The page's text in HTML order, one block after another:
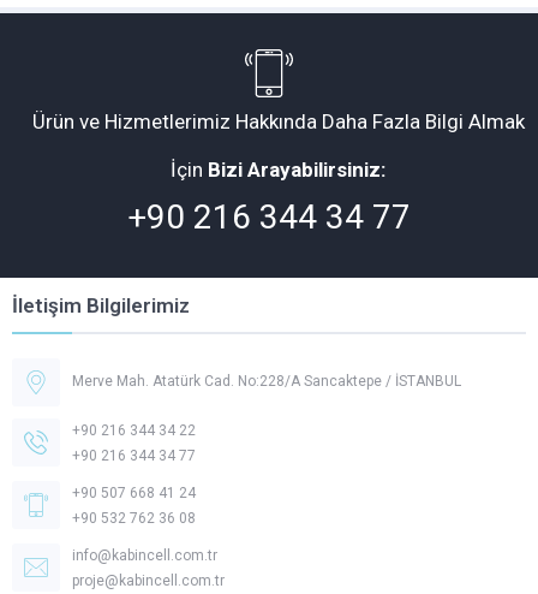
Ürün ve Hizmetlerimiz Hakkında Daha Fazla Bilgi Almak
İçin Bizi Arayabilirsiniz:
+90 216 344 34 77
İletişim Bilgilerimiz
Merve Mah. Atatürk Cad. No:228/A Sancaktepe / İSTANBUL
+90 216 344 34 22
+90 216 344 34 77
+90 507 668 41 24
+90 532 762 36 08
info@kabincell.com.tr
proje@kabincell.com.tr
Müşteri Temsilcisi -
Kabincell